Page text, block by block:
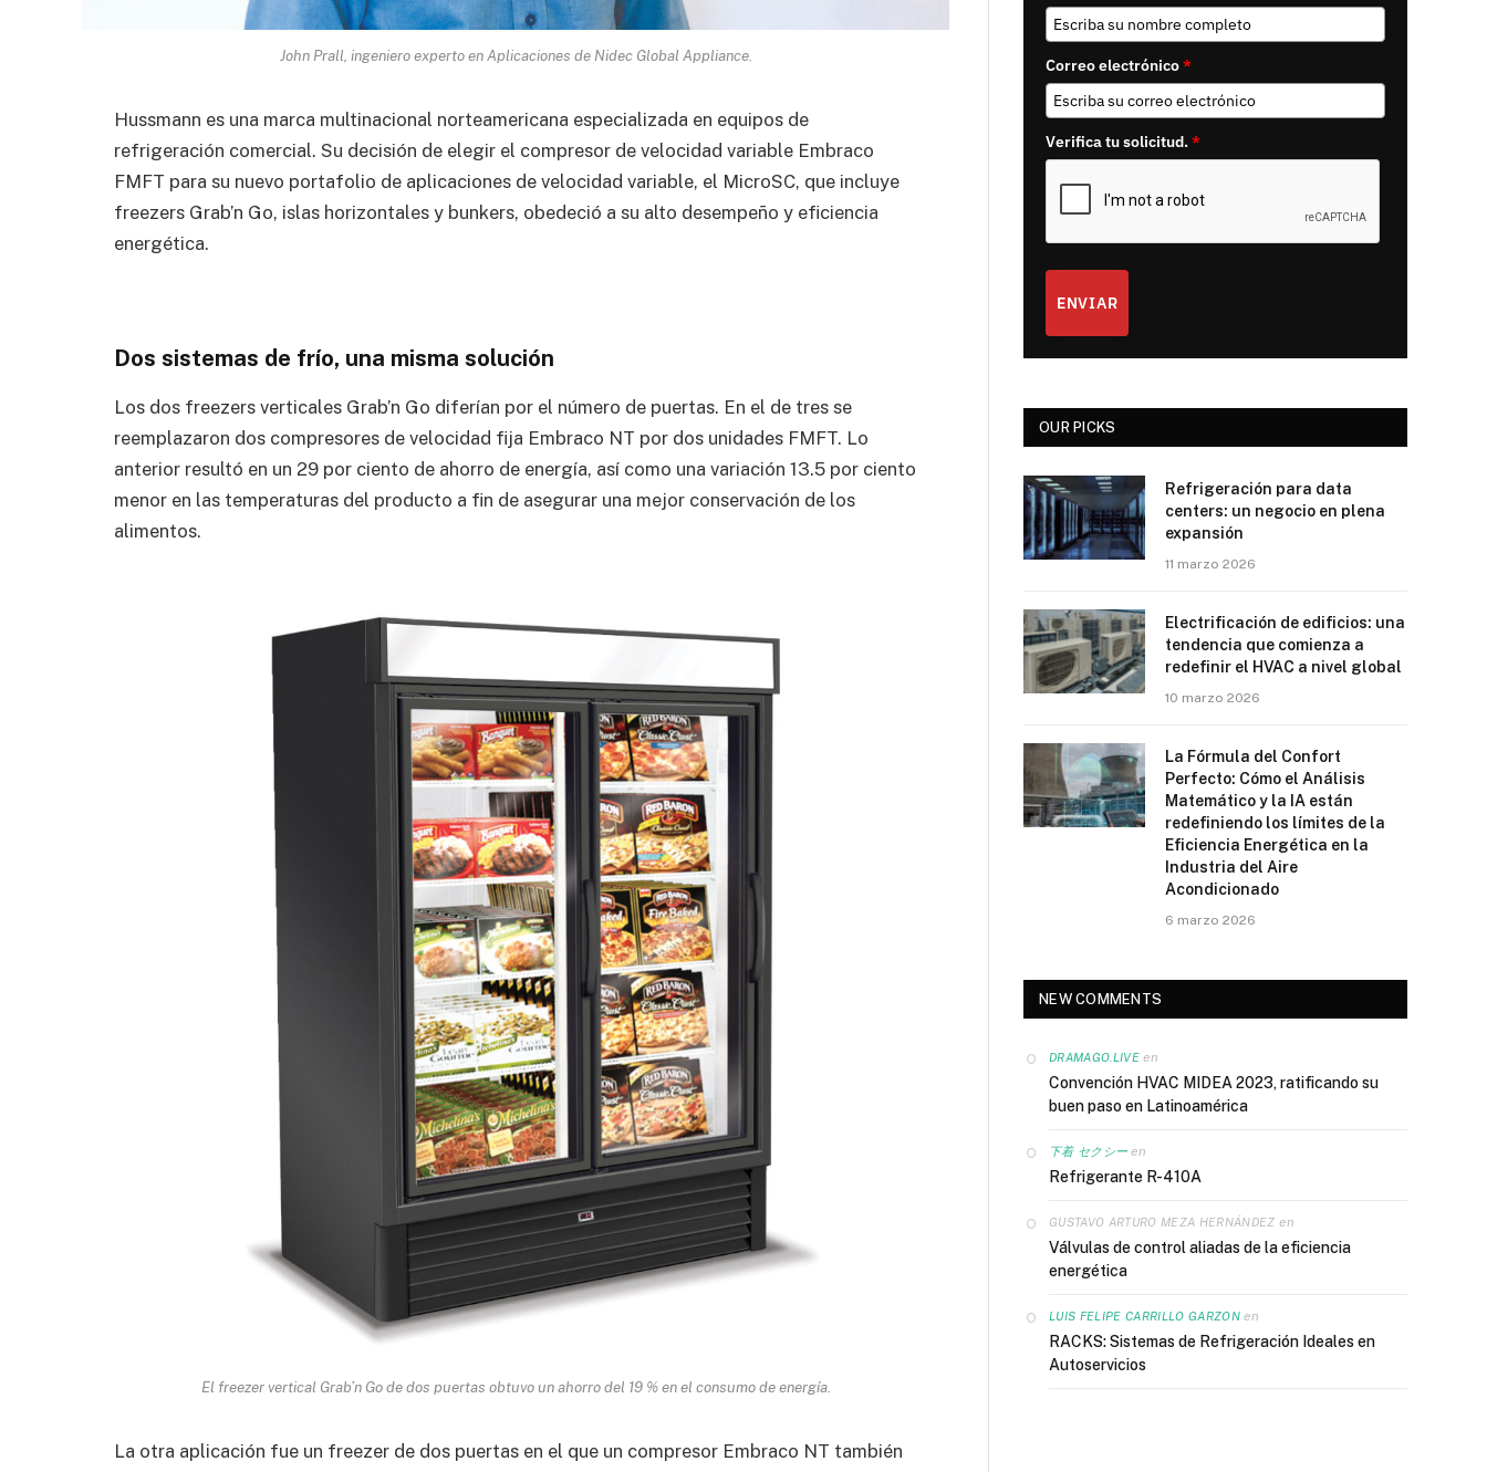
John Prall, ingeniero experto en Aplicaciones de Nidec Global Appliance.
Hussmann es una marca multinacional norteamericana especializada en equipos de
refrigeración comercial. Su decisión de elegir el compresor de velocidad variable Embraco
FMFT para su nuevo portafolio de aplicaciones de velocidad variable, el MicroSC, que incluye
freezers Grab’n Go, islas horizontales y bunkers, obedeció a su alto desempeño y eficiencia
energética.
Dos sistemas de frío, una misma solución
Los dos freezers verticales Grab’n Go diferían por el número de puertas. En el de tres se
reemplazaron dos compresores de velocidad fija Embraco NT por dos unidades FMFT. Lo
anterior resultó en un 29 por ciento de ahorro de energía, así como una variación 13.5 por ciento
menor en las temperaturas del producto a fin de asegurar una mejor conservación de los
alimentos.
El freezer vertical Grab’n Go de dos puertas obtuvo un ahorro del 19 % en el consumo de energía.
La otra aplicación fue un freezer de dos puertas en el que un compresor Embraco NT también
Correo electrónico*
Verifica tu solicitud.*
ENVIAR
OUR PICKS
Refrigeración para data
centers: un negocio en plena
expansión
11 marzo 2026
Electrificación de edificios: una
tendencia que comienza a
redefinir el HVAC a nivel global
10 marzo 2026
La Fórmula del Confort
Perfecto: Cómo el Análisis
Matemático y la IA están
redefiniendo los límites de la
Eficiencia Energética en la
Industria del Aire
Acondicionado
6 marzo 2026
NEW COMMENTS
DRAMAGO.LIVEen
Convención HVAC MIDEA 2023, ratificando su
buen paso en Latinoamérica
下着 セクシー en
Refrigerante R-410A
GUSTAVO ARTURO MEZA HERNÁNDEZ en
Válvulas de control aliadas de la eficiencia
energética
LUIS FELIPE CARRILLO GARZONen
RACKS: Sistemas de Refrigeración Ideales en
Autoservicios